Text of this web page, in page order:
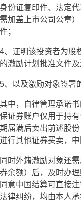
身份证复印件、法定
需加盖上市公司公章
件；
4、证明该投资者为股
的激励计划批准文件
5、以及激励对象签署
其中，自律管理承诺
保证券账户仅用于持
期届满后卖出前述股
进行其他证券买卖，
同时外籍激励对象还
券余额）后，及时办
同意中国结算可直接
法律纠纷，均由本人承